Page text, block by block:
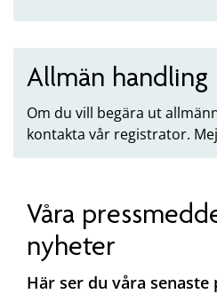
Allmän handling
Om du vill begära ut
kontakta vår registrator.
Våra
nyheter
Här ser du våra senaste